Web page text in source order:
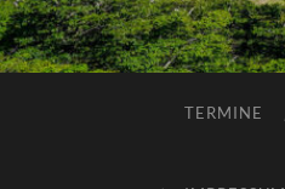
TERMINE